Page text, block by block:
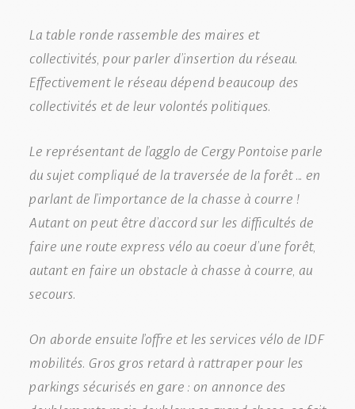
La table ronde rassemble des maires et
collectivités, pour parler d’insertion du réseau.
Effectivement le réseau dépend beaucoup des
collectivités et de leur volontés politiques.
Le représentant de l’agglo de Cergy Pontoise parle
du sujet compliqué de la traversée de la forêt … en
parlant de l’importance de la chasse à courre !
Autant on peut être d’accord sur les difficultés de
faire une route express vélo au coeur d’une forêt,
autant en faire un obstacle à chasse à courre, au
secours.
On aborde ensuite l’offre et les services vélo de IDF
mobilités. Gros gros retard à rattraper pour les
parkings sécurisés en gare : on annonce des